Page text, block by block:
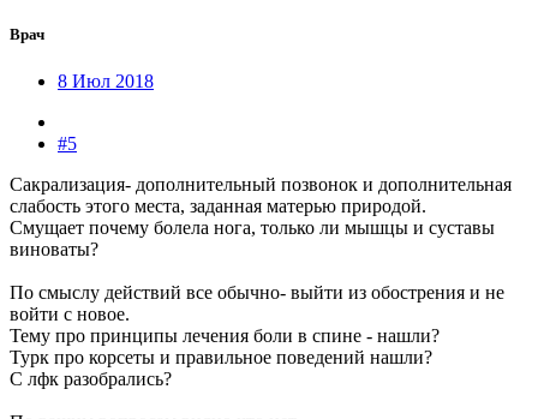
Врач
8 Июл 2018
#5
Сакрализация- дополнительный позвонок и дополнительная
слабость этого места, заданная матерью природой.
Смущает почему болела нога, только ли мышцы и суставы
виноваты?
По смыслу действий все обычно- выйти из обострения и не
войти с новое.
Тему про принципы лечения боли в спине - нашли?
Турк про корсеты и правильное поведений нашли?
С лфк разобрались?